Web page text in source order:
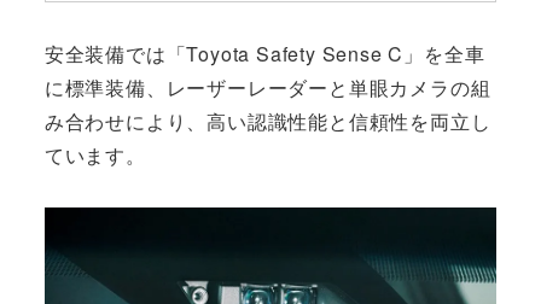
安全装備では「Toyota Safety Sense C」を全車
に標準装備、レーザーレーダーと単眼カメラの組
み合わせにより、高い認識性能と信頼性を両立し
ています。